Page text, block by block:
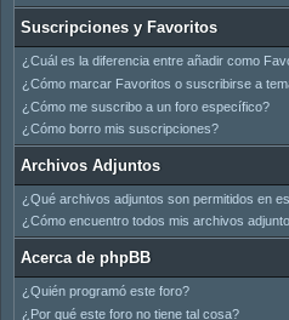
Suscripciones y Favoritos
¿Cuál es la diferencia entre añadir como
¿Cómo marcar Favoritos o suscribirse a
¿Cómo me suscribo a un foro específico?
¿Cómo borro mis suscripciones?
Archivos Adjuntos
¿Qué archivos adjuntos son permitidos en
¿Cómo encuentro todos mis archivos
Acerca de phpBB
¿Quién programó este foro?
¿Por qué este foro no tiene tal cosa?